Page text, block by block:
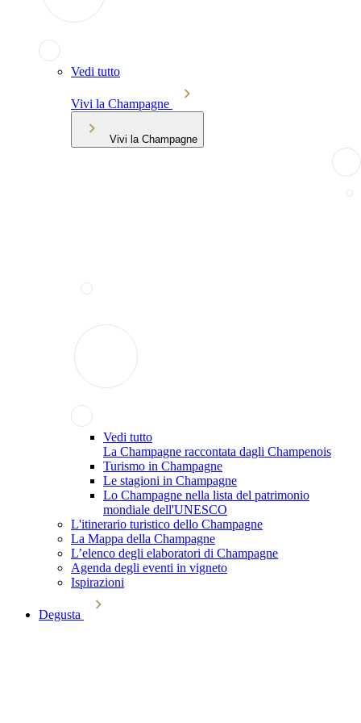
Vedi tutto
Vivi la Champagne
Vivi la Champagne
Vedi tutto
La Champagne raccontata dagli Champenois
Turismo in Champagne
Le stagioni in Champagne
Lo Champagne nella lista del patrimonio
mondiale dell'UNESCO
L'itinerario turistico dello Champagne
La Mappa della Champagne
L’elenco degli elaboratori di Champagne
Agenda degli eventi in vigneto
Ispirazioni
Degusta